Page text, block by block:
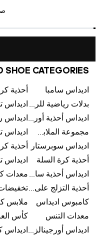
SHOE CATEGORIES
اديداس سامبا
بدلات رياضية للرجال اديداس
اديداس أحذية أورجينالز اديداس
مجموعة الملابس الرياضية
اديداس سوبرستار
أحذية
أحذية كرة السلة
اديداس أحذية سامبا للنساء معدات
أحذية التزلج على اللوح للرجال
كامبوس اديداس
ملابس
معدات التنس
اديداس أورجينالز ملابس للنساء اديداس